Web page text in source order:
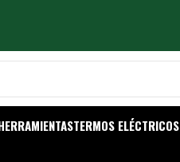
TERMOS ELÉCTRICOS